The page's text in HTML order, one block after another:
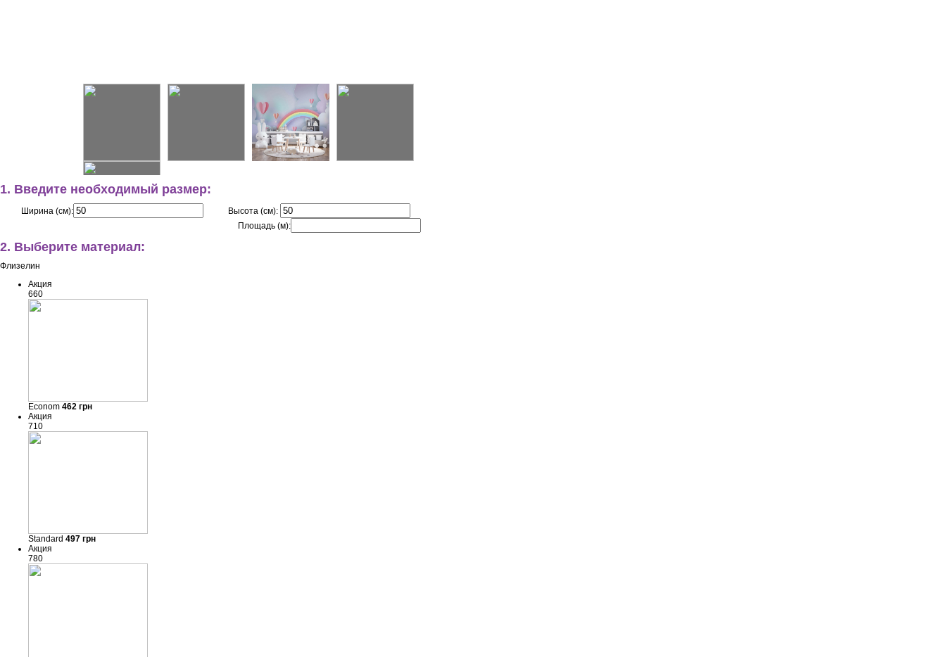
1. Введите необходимый размер:
Ширина (см):
Высота (см):
Площадь (м):
2. Выберите материал:
Флизелин
Акция
660
Econom 462 грн
Акция
710
Standard 497 грн
Акция
780